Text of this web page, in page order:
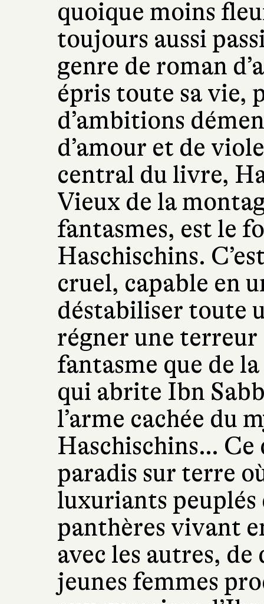
quoique moins
toujours aussi
genre de roman
épris toute sa vie,
d’ambitions
d’amour et de
central du livre,
Vieux de la
fantasmes, est le
Haschischins.
cruel, capable en
déstabiliser toute
régner une
fantasme que de
qui abrite Ibn
l’arme cachée du
Haschischins… Ce
paradis sur terre
luxuriants peuplés
panthères vivant
avec les autres,
jeunes femmes